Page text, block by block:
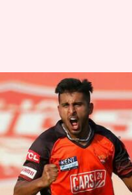
వణుకు
వ్రాసిన వారు Jayachandra Akuri
ఈ వార్తాకథనం ఏంటి